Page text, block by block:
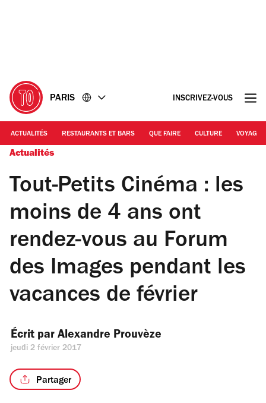
PARIS INSCRIVEZ-VOUS
ACTUALITÉS RESTAURANTS ET BARS QUE FAIRE CULTURE VOYAGE
Actualités
Tout-Petits Cinéma : les
moins de 4 ans ont
rendez-vous au Forum
des Images pendant les
vacances de février
Écrit par Alexandre Prouvèze
jeudi 2 février 2017
Partager